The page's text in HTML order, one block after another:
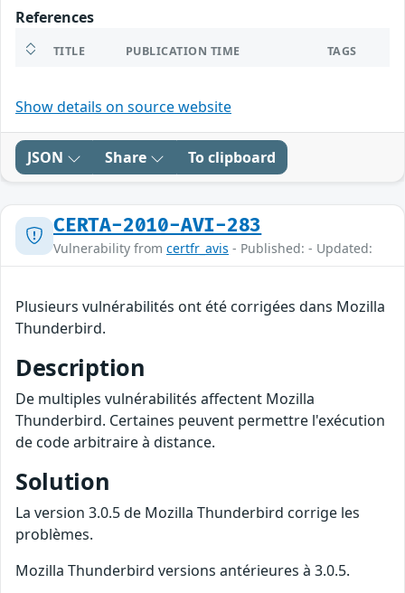
References
TITLE PUBLICATION TIME TAGS
Show details on source website
JSON Share To clipboard
CERTA-2010-AVI-283
Vulnerability from certfr_avis - Published: - Updated:
Plusieurs vulnérabilités ont été corrigées dans Mozilla
Thunderbird.
Description
De multiples vulnérabilités affectent Mozilla
Thunderbird. Certaines peuvent permettre l'exécution
de code arbitraire à distance.
Solution
La version 3.0.5 de Mozilla Thunderbird corrige les
problèmes.
Mozilla Thunderbird versions antérieures à 3.0.5.